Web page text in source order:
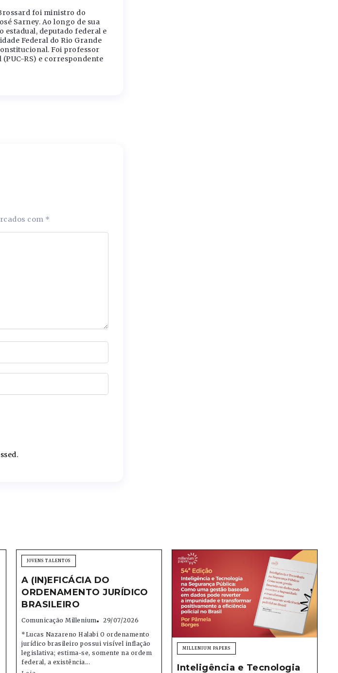
foi ministro do
Sarney. Ao longo de sua
estadual, deputado federal e
Federal do Rio Grande
Foi professor
RS) e correspondente
com *
JOVENS TALENTOS
A (IN)EFICÁCIA DO
ORDENAMENTO JURÍDICO
BRASILEIRO
Comunicação Millenium
29/07/2026
*Lucas Nazareno Halabi O ordenamento
jurídico brasileiro possui visível inflação
legislativa; estima-se, somente na ordem
federal, a existência...
MILLENIUM PAPERS
Inteligência e Tecnologia